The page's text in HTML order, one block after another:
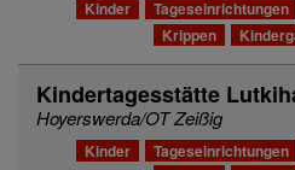
Kinder Tageseinrichtungen
Krippen
Kindertagesstätte
Hoyerswerda/OT Zeißig
Kinder Tageseinrichtungen